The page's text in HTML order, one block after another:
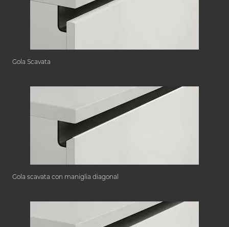
Gola Scavata
Gola scavata con maniglia diagonal